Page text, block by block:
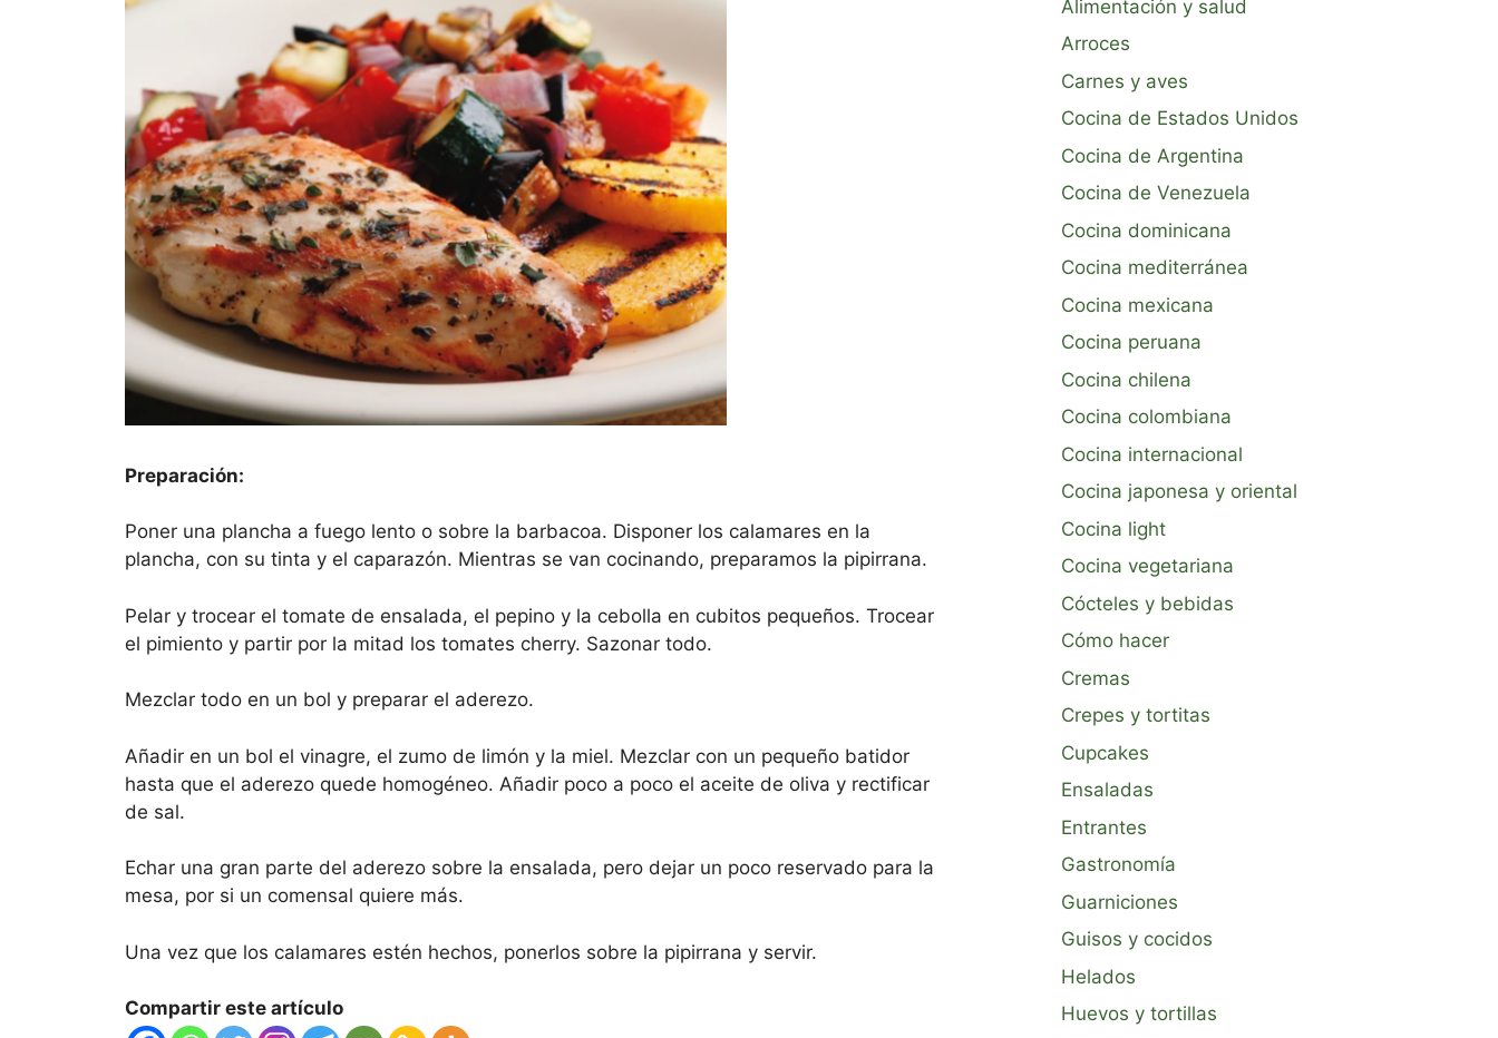
Preparación:
Poner una plancha a fuego lento o sobre la barbacoa. Disponer los calamares en la
plancha, con su tinta y el caparazón. Mientras se van cocinando, preparamos la pipirrana.
Pelar y trocear el tomate de ensalada, el pepino y la cebolla en cubitos pequeños. Trocear
el pimiento y partir por la mitad los tomates cherry. Sazonar todo.
Mezclar todo en un bol y preparar el aderezo.
Añadir en un bol el vinagre, el zumo de limón y la miel. Mezclar con un pequeño batidor
hasta que el aderezo quede homogéneo. Añadir poco a poco el aceite de oliva y rectificar
de sal.
Echar una gran parte del aderezo sobre la ensalada, pero dejar un poco reservado para la
mesa, por si un comensal quiere más.
Una vez que los calamares estén hechos, ponerlos sobre la pipirrana y servir.
Compartir este artículo
Alimentación y salud
Arroces
Carnes y aves
Cocina de Estados Unidos
Cocina de Argentina
Cocina de Venezuela
Cocina dominicana
Cocina mediterránea
Cocina mexicana
Cocina peruana
Cocina chilena
Cocina colombiana
Cocina internacional
Cocina japonesa y oriental
Cocina light
Cocina vegetariana
Cócteles y bebidas
Cómo hacer
Cremas
Crepes y tortitas
Cupcakes
Ensaladas
Entrantes
Gastronomía
Guarniciones
Guisos y cocidos
Helados
Huevos y tortillas